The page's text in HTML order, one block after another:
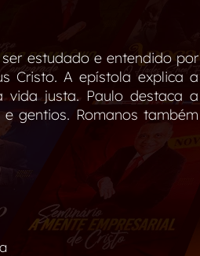
estudado e entendido por
Cristo. A epístola explica a
vida justa. Paulo destaca a
gentios. Romanos também